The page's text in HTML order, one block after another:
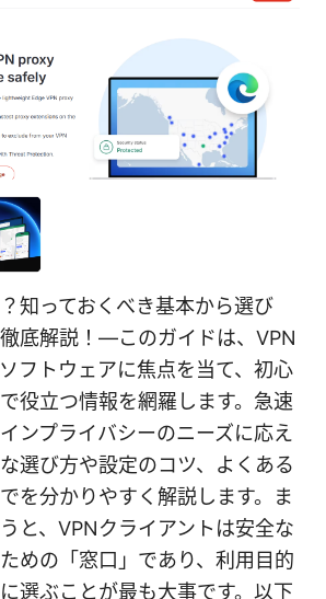
知っておくべき基本から選び
底解説！—このガイドは、VPN
フトウェアに焦点を当て、初心
役立つ情報を網羅します。急速
ンプライバシーのニーズに応え
選び方や設定のコツ、よくある
を分かりやすく解説します。ま
と、VPNクライアントは安全な
めの「窓口」であり、利用目的
選ぶことが最も大事です。以下